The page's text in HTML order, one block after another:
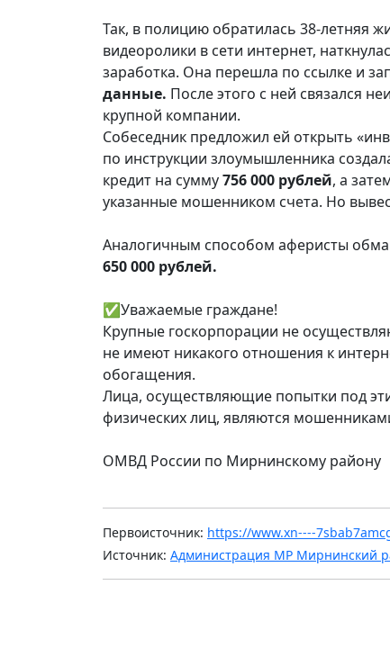
Так, в полицию обратилась 38-летняя
видеоролики в сети интернет,
заработка. Она перешла по ссылке и
данные. После этого с ней связался
крупной компании.
Собеседник предложил ей открыть
по инструкции злоумышленника
кредит на сумму756 000 рублей, а
указанные мошенником счета. Но
​Аналогичным способом аферисты
650 000 рублей.
​✅Уважаемые граждане!
Крупные госкорпорации не
не имеют никакого отношения к
обогащения.
Лица, осуществляющие попытки под
физических лиц, являются
ОМВД России по Мирнинскому району
Первоисточник: https://www.xn----
Источник: Администрация МР Мирнинский